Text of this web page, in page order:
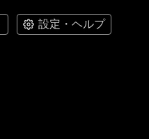
設定・ヘルプ